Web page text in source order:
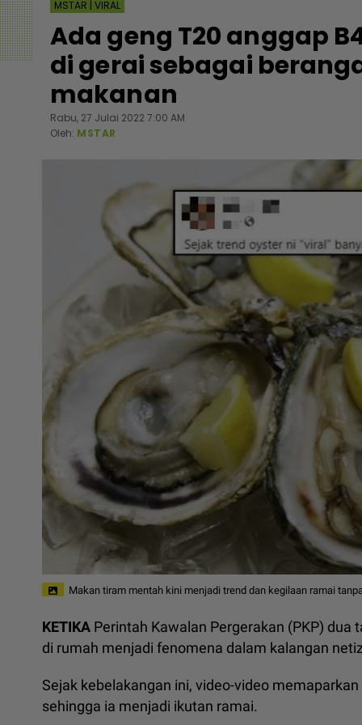
MSTAR | VIRAL
Ada geng T20 anggap
di gerai sebagai
makanan
Rabu, 27 Julai 2022 7:00 AM
Oleh: MSTAR
Makan tiram mentah kini menjadi trend dan kegilaan ramai
KETIKA Perintah Kawalan Pergerakan (PKP)
di rumah menjadi fenomena dalam kalangan
Sejak kebelakangan ini, video-video
sehingga ia menjadi ikutan ramai.